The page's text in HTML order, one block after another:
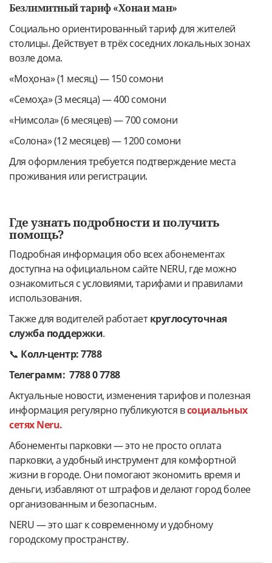
Безлимитный тариф «Хонаи ман»
Социально ориентированный тариф для жителей
столицы. Действует в трёх соседних локальных зонах
возле дома.
«Моҳона» (1 месяц) — 150 сомони
«Семоҳа» (3 месяца) — 400 сомони
«Нимсола» (6 месяцев) — 700 сомони
«Солона» (12 месяцев) — 1200 сомони
Для оформления требуется подтверждение места
проживания или регистрации.
Где узнать подробности и получить
помощь?
Подробная информация обо всех абонементах
доступна на официальном сайте NERU, где можно
ознакомиться с условиями, тарифами и правилами
использования.
Также для водителей работаеткруглосуточная
служба поддержки.
📞 Колл-центр: 7788
Телеграмм: 7788 0 7788
Актуальные новости, изменения тарифов и полезная
информация регулярно публикуются всоциальных
сетях Neru.
Абонементы парковки — это не просто оплата
парковки, а удобный инструмент для комфортной
жизни в городе. Они помогают экономить время и
деньги, избавляют от штрафов и делают город более
организованным и безопасным.
NERU — это шаг к современному и удобному
городскому пространству.